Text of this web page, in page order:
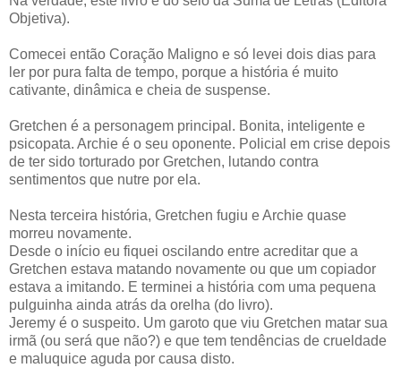
Objetiva).
Comecei então Coração Maligno e só levei dois dias para
ler por pura falta de tempo, porque a história é muito
cativante, dinâmica e cheia de suspense.
Gretchen é a personagem principal. Bonita, inteligente e
psicopata. Archie é o seu oponente. Policial em crise depois
de ter sido torturado por Gretchen, lutando contra
sentimentos que nutre por ela.
Nesta terceira história, Gretchen fugiu e Archie quase
morreu novamente.
Desde o início eu fiquei oscilando entre acreditar que a
Gretchen estava matando novamente ou que um copiador
estava a imitando. E terminei a história com uma pequena
pulguinha ainda atrás da orelha (do livro).
Jeremy é o suspeito. Um garoto que viu Gretchen matar sua
irmã (ou será que não?) e que tem tendências de crueldade
e maluquice aguda por causa disto.